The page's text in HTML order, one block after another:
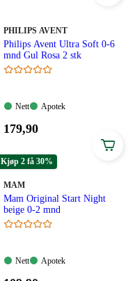
MERKE:
PHILIPS AVENT
Philips Avent Ultra Soft 0-6
mnd Gul Rosa 2 stk
Nett:
Nett
Apotek:
Apotek
Pris:
kroner.
179,90
Kjøp 2 få 30%
MERKE
MAM
Mam Original Start Night
beige 0-2 mnd
Nett:
Nett
Apotek:
Apotek